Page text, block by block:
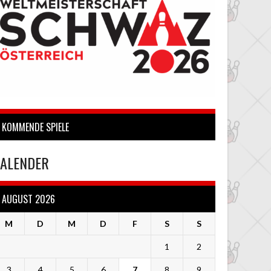
KOMMENDE SPIELE
AUGUST 2026
M D M D F S S
1 2